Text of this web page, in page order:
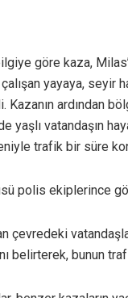
göre kaza,
yayaya, seyir
Kazanın ardından
yaşlı vatandaşın
trafik bir süre
polis ekiplerince
çevredeki
belirterek, bunun